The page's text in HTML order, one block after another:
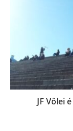
JF Vôlei